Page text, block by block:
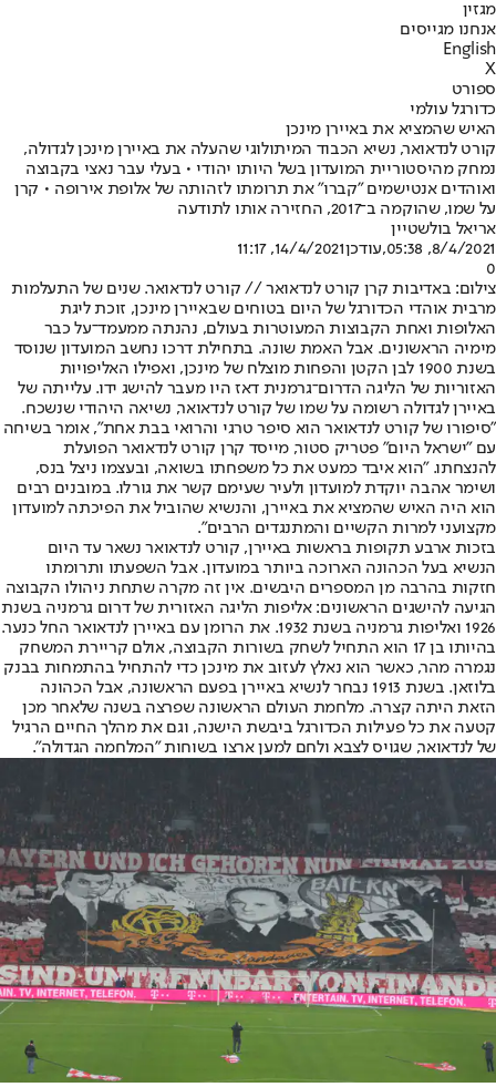
מגזין
אנחנו מגייסים
English
X
ספורט
כדורגל עולמי
האיש שהמציא את באיירן מינכן
קורט לנדאואר, נשיא הכבוד המיתולוגי שהעלה את באיירן מינכן לגדולה,
נמחק מהיסטוריית המועדון בשל היותו יהודי • בעלי עבר נאצי בקבוצה
ואוהדים אנטישמים "קברו" את תרומתו לזהותה של אלופת אירופה • קרן
על שמו, שהוקמה ב־2017, החזירה אותו לתודעה
אריאל בולשטיין
8/4/2021, 05:38
,עודכן14/4/2021, 11:17
0
צילום: באדיבות קרן קורט לנדאואר // קורט לנדאואר. שנים של התעלמות
מרבית אוהדי הכדורגל של היום בטוחים שבאיירן מינכן, זוכת ליגת
האלופות ואחת הקבוצות המעוטרות בעולם, נהנתה ממעמד־על כבר
מימיה הראשונים. אבל האמת שונה. בתחילת דרכו נחשב המועדון שנוסד
בשנת 1900 לבן הקטן והפחות מוצלח של מינכן, ואפילו האליפויות
האזוריות של הליגה הדרום־גרמנית דאז היו מעבר להישג ידו. עלייתה של
באיירן לגדולה רשומה על שמו של קורט לנדאואר, נשיאה היהודי שנשכח.
"סיפורו של קורט לנדאואר הוא סיפר טרגי והרואי בבת אחת", אומר בשיחה
עם "ישראל היום" פטריק סטור, מייסד קרן קורט לנדאואר הפועלת
להנצחתו. "הוא איבד כמעט את כל משפחתו בשואה, ובעצמו ניצל בנס,
ושימר אהבה יוקדת למועדון ולעיר שעימם קשר את גורלו. במובנים רבים
הוא היה האיש שהמציא את באיירן, והנשיא שהוביל את הפיכתה למועדון
מקצועני למרות הקשיים והמתנגדים הרבים".
בזכות ארבע תקופות בראשות באיירן, קורט לנדאואר נשאר עד היום
הנשיא בעל הכהונה הארוכה ביותר במועדון. אבל השפעתו ותרומתו
חזקות בהרבה מן המספרים היבשים. אין זה מקרה שתחת ניהולו הקבוצה
הגיעה להישגים הראשונים: אליפות הליגה האזורית של דרום גרמניה בשנת
1926 ואליפות גרמניה בשנת 1932. את הרומן עם באיירן לנדאואר החל כנער.
בהיותו בן 17 הוא התחיל לשחק בשורות הקבוצה, אולם קריירת המשחק
נגמרה מהר, כאשר הוא נאלץ לעזוב את מינכן כדי להתחיל בהתמחות בבנק
בלוזאן. בשנת 1913 נבחר לנשיא באיירן בפעם הראשונה, אבל הכהונה
הזאת היתה קצרה. מלחמת העולם הראשונה שפרצה בשנה שלאחר מכן
קטעה את כל פעילות הכדורגל ביבשת הישנה, וגם את מהלך החיים הרגיל
של לנדאואר, שגויס לצבא ולחם למען ארצו בשוחות "המלחמה הגדולה".